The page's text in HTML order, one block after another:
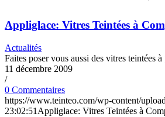
Appliglace: Vitres Teintées à
Actualités
Faites poser vous aussi des vitres teintées
11 décembre 2009
/
0 Commentaires
https://www.teinteo.com/wp-content/
23:02:51 Appliglace: Vitres Teintées à